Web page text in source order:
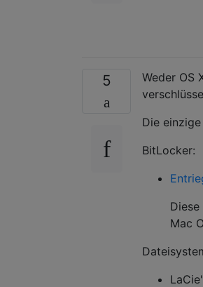
5
Weder OS
Die
BitLocker:
Mac